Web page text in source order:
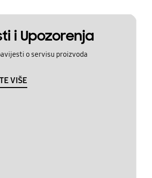
i Upozorenja
o servisu proizvoda
VIŠE